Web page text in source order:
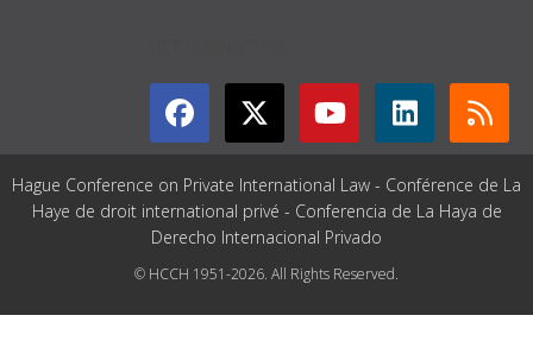
Hague Conference on Private International Law - Conférence de La
Haye de droit international privé - Conferencia de La Haya de
Derecho Internacional Privado
© HCCH 1951-2026. All Rights Reserved.